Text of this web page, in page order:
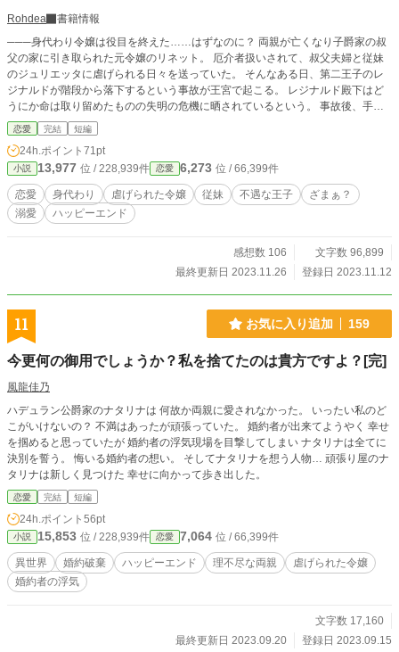
Rohdea
書籍情報
───身代わり令嬢は役目を終えた……はずなのに？ 両親が亡くなり子爵家の叔
父の家に引き取られた元令嬢のリネット。 厄介者扱いされて、叔父夫婦と従妹
のジュリエッタに虐げられる日々を送っていた。 そんなある日、第二王子のレ
ジナルドが階段から落下するという事故が王宮で起こる。 レジナルド殿下はど
うにか命は取り留めたものの失明の危機に晒されているという。 事故後、手術
を受けることも拒否し、生きる気力を失くしたかのような第二王子の様子に困っ
た王宮の人たちは、 彼の面倒を見て元気づけてくれる令嬢の募集を身分を問わ
ず始めることに─── 上手く行けば玉の輿！ こぞって令嬢たちの応募が殺到する
中、従妹のジュリエッタも当然のように玉の輿を狙う。 しかし、面倒ごとを嫌
ったジュリエッタは自分の代わりによく似たリネットを送り出すことを企む。
こうして、無理やりジュリエッタの身代わりをさせられることになり、 第二王
子レジナルドの元に向かったリネットは───……
恋愛 完結 短編
24h.ポイント 71pt
小説 13,977 位 / 228,939件 恋愛 6,273 位 / 66,399件
恋愛 身代わり 虐げられた令嬢 従妹 不遇な王子
ざまぁ？
溺愛
ハッピーエンド
感想数 106
文字数 96,899
最終更新日 2023.11.26
登録日 2023.11.12
11 お気に入り追加 159
今更何の御用でしょうか？私を捨てたのは貴方ですよ？[完]
風龍佳乃
ハデュラン公爵家のナタリナは 何故か両親に愛されなかった。 いったい私のど
こがいけないの？ 不満はあったが頑張っていた。 婚約者が出来てようやく 幸せ
を掴めると思っていたが 婚約者の浮気現場を目撃してしまい ナタリナは全てに
決別を誓う。 悔いる婚約者の想い。 そしてナタリナを想う人物… 頑張り屋のナ
タリナは新しく見つけた 幸せに向かって歩き出した。
恋愛 完結 短編
24h.ポイント 56pt
小説 15,853 位 / 228,939件 恋愛 7,064 位 / 66,399件
異世界 婚約破棄 ハッピーエンド 理不尽な両親
虐げられた令嬢
婚約者の浮気
文字数 17,160
最終更新日 2023.09.20
登録日 2023.09.15